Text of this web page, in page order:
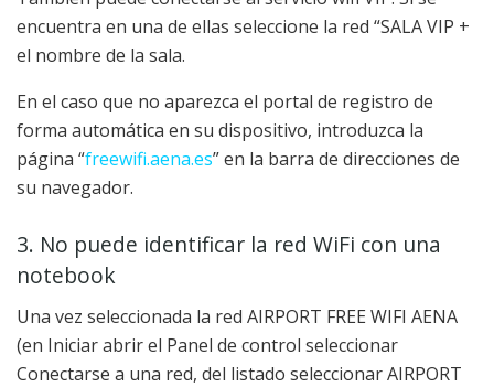
encuentra en una de ellas seleccione la red “SALA VIP +
el nombre de la sala.
En el caso que no aparezca el portal de registro de
forma automática en su dispositivo, introduzca la
página “freewifi.aena.es” en la barra de direcciones de
su navegador.
3. No puede identificar la red WiFi con una
notebook
Una vez seleccionada la red AIRPORT FREE WIFI AENA
(en Iniciar abrir el Panel de control seleccionar
Conectarse a una red, del listado seleccionar AIRPORT